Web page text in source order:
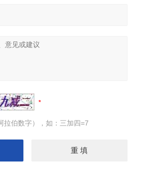
拉伯数字），如：三加四=7